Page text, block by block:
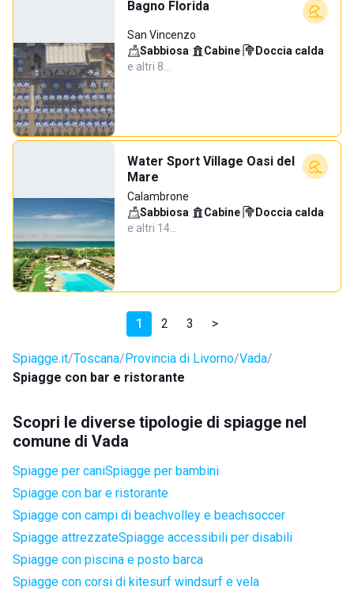
Bagno Florida
San Vincenzo
Sabbiosa· Cabine· Doccia calda·
e altri 8…
Water Sport Village Oasi del
Mare
Calambrone
Sabbiosa· Cabine· Doccia calda·
e altri 14…
1 2 3 >
Spiagge.it Toscana Provincia di Livorno Vada
Spiagge con bar e ristorante
Scopri le diverse tipologie di spiagge nel
comune di Vada
Spiagge per caniSpiagge per bambini
Spiagge con bar e ristorante
Spiagge con campi di beachvolley e beachsoccer
Spiagge attrezzateSpiagge accessibili per disabili
Spiagge con piscina e posto barca
Spiagge con corsi di kitesurf windsurf e vela